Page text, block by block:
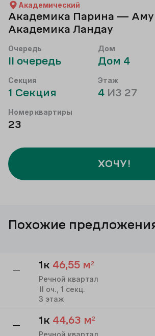
Академический
Академика Парина —
Академика Ландау
Очередь
II очередь
Дом
Дом 4
Секция
1 Секция
Этаж
4 ИЗ 27
Номер квартиры
23
ХОЧУ!
Похожие
— 1к 46,55 м²
Речной квартал
II оч., 1 секц.
3 этаж
— 1к 44,63 м²
Речной квартал